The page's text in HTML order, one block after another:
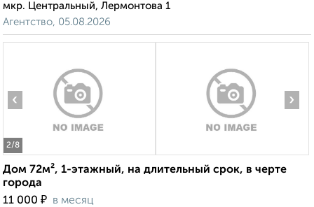
мкр. Центральный, Лермонтова 1
Агентство, 05.08.2026
2/8
‹ ›
Дом 72м², 1-этажный, на длительный срок, в черте
города
11 000 ₽ в месяц